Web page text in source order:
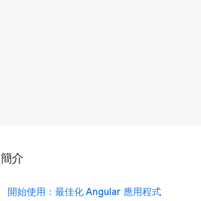
簡介
開始使用：最佳化 Angular 應用程式